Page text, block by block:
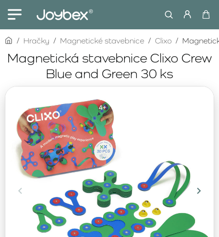
Magnetická stavebnice Clixo Crew
Blue and Green 30 ks
homeHračky Magnetické stavebnice Clixo